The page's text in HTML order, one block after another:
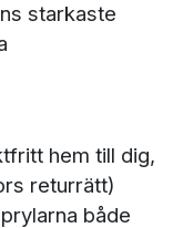
starkaste
hem till dig,
returrätt)
både